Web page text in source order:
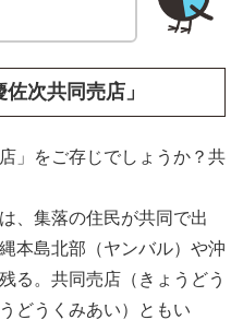
次共同売店」
」をご存じでしょうか？共
、集落の住民が共同で出
本島北部（ヤンバル）や沖
る。共同売店（きょうどう
どうくみあい）ともい